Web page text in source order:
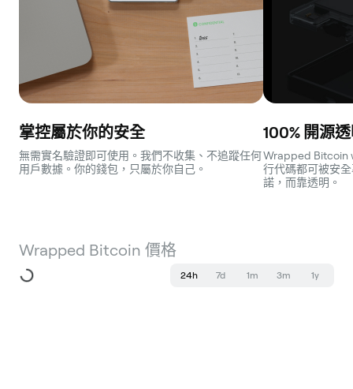
掌控屬於你的安全
無需實名驗證即可使用。我們不收集、不追蹤任何
用戶數據。你的錢包，只屬於你自己。
100% 開源
Wrapped Bitcoin
行代碼都可被安
諾，而靠透明。
Wrapped Bitcoin 價格
24h 7d 1m 3m 1y